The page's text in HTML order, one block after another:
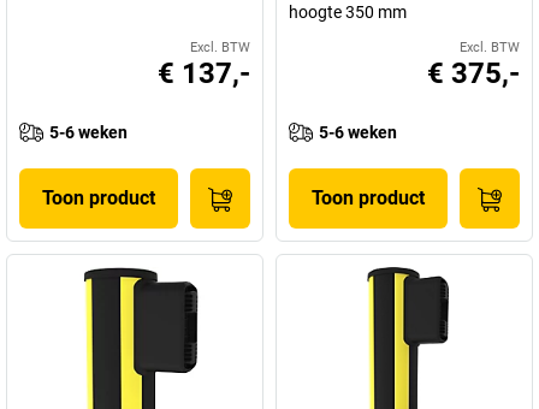
Excl. BTW
€ 137,-
5-6 weken
Toon product
hoogte 350 mm
Excl. BTW
€ 375,-
5-6 weken
Toon product